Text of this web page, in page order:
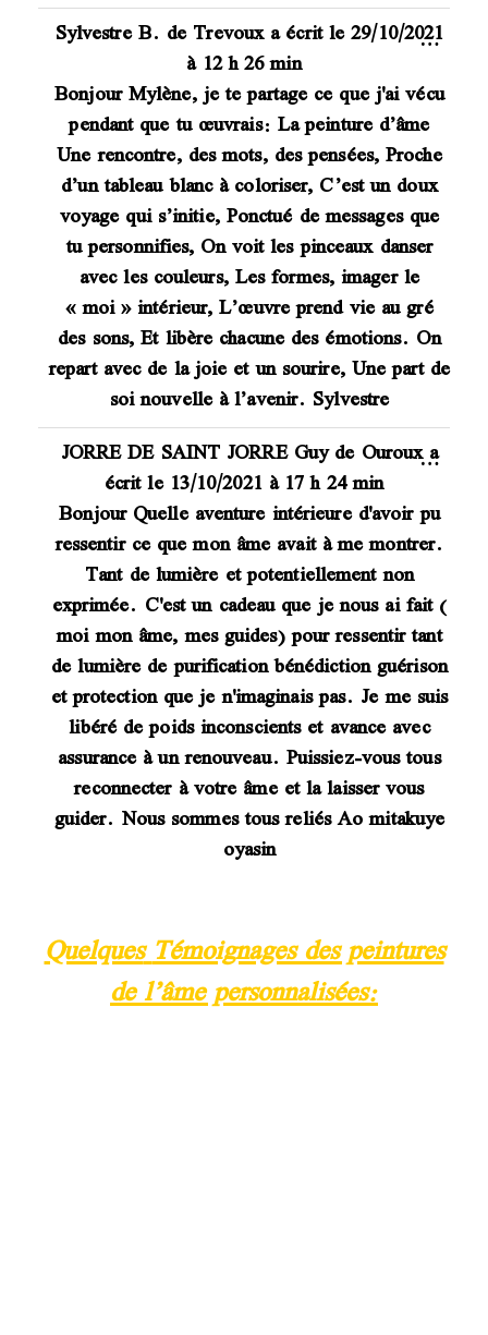
Sylvestre B. deTrevouxa écrit le29/10/2021
à 12 h 26 min
Bonjour Mylène, je te partage ce que j'ai vécu
pendant que tu œuvrais: La peinture d’âme
Une rencontre, des mots, des pensées, Proche
d’un tableau blanc à coloriser, C’est un doux
voyage qui s’initie, Ponctué de messages que
tu personnifies, On voit les pinceaux danser
avec les couleurs, Les formes, imager le
« moi » intérieur, L’œuvre prend vie au gré
des sons, Et libère chacune des émotions. On
repart avec de la joie et un sourire, Une part de
soi nouvelle à l’avenir. Sylvestre
…
JORRE DE SAINT JORRE GuydeOurouxa
écrit le13/10/2021à 17 h 24 min
Bonjour Quelle aventure intérieure d'avoir pu
ressentir ce que mon âme avait à me montrer.
Tant de lumière et potentiellement non
exprimée. C'est un cadeau que je nous ai fait (
moi mon âme, mes guides) pour ressentir tant
de lumière de purification bénédiction guérison
et protection que je n'imaginais pas. Je me suis
libéré de poids inconscients et avance avec
assurance à un renouveau. Puissiez-vous tous
reconnecter à votre âme et la laisser vous
guider. Nous sommes tous reliés Ao mitakuye
oyasin
…
QuelquesTémoignages des peintures
de l’âme personnalisées: